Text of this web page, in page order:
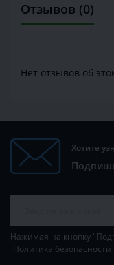
Отзывов (0)
Нет отзывов об
Хотите
Нажимая на кнопку
Политика безопасности